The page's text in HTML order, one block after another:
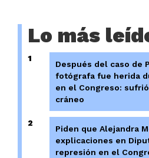
Lo más
1
Después del caso de
fotógrafa fue herida
en el Congreso:
cráneo
2
Piden que Alejandra
explicaciones en
represión en el